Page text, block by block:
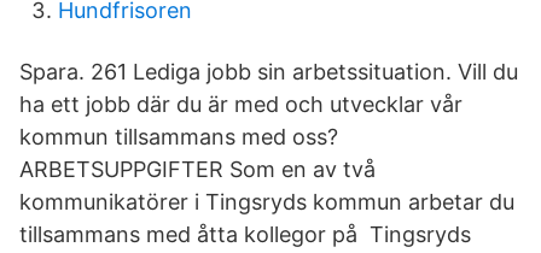
Hundfrisoren
Spara. 261 Lediga jobb sin arbetssituation. Vill du
ha ett jobb där du är med och utvecklar vår
kommun tillsammans med oss?
ARBETSUPPGIFTER Som en av två
kommunikatörer i Tingsryds kommun arbetar du
tillsammans med åtta kollegor på Tingsryds